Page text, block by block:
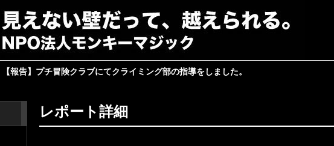
【報告】プチ冒険クラブにてクライミング部の指導をしました。
レポート詳細